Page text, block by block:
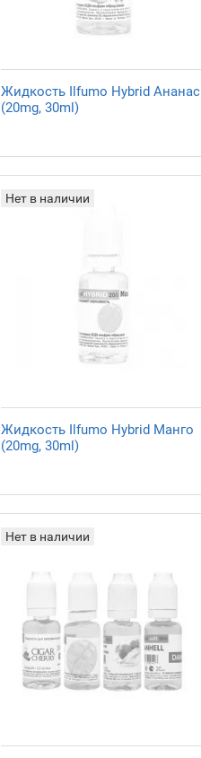
Жидкость Ilfumo Hybrid Ананас
(20mg, 30ml)
Нет в наличии
Жидкость Ilfumo Hybrid Манго
(20mg, 30ml)
Нет в наличии